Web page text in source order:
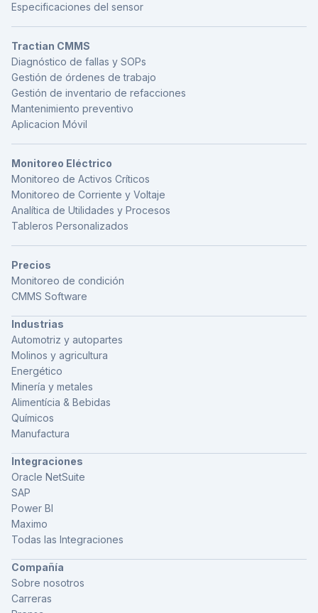
Especificaciones del sensor
Tractian CMMS
Diagnóstico de fallas y SOPs
Gestión de órdenes de trabajo
Gestión de inventario de refacciones
Mantenimiento preventivo
Aplicacion Móvil
Monitoreo Eléctrico
Monitoreo de Activos Críticos
Monitoreo de Corriente y Voltaje
Analítica de Utilidades y Procesos
Tableros Personalizados
Precios
Monitoreo de condición
CMMS Software
Industrias
Automotriz y autopartes
Molinos y agricultura
Energético
Minería y metales
Alimentícia & Bebidas
Químicos
Manufactura
Integraciones
Oracle NetSuite
SAP
Power BI
Maximo
Todas las Integraciones
Compañía
Sobre nosotros
Carreras